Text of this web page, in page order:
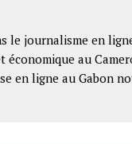
le journalisme en
au
en ligne au Gabon